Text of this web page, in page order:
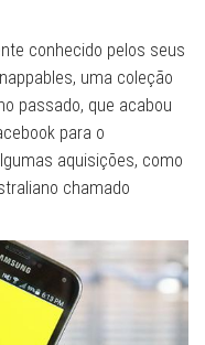
conhecido pelos seus
uma coleção
passado, que acabou
para o
aquisições, como
chamado